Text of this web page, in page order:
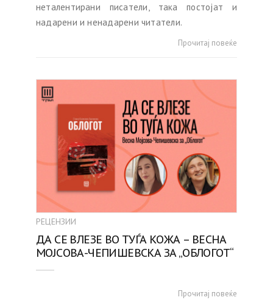
неталентирани писатели, така постојат и
надарени и ненадарени читатели.
Прочитај повеќе
РЕЦЕНЗИИ
ДА СЕ ВЛЕЗЕ ВО ТУЃА КОЖА – ВЕСНА
МОЈСОВА-ЧЕПИШЕВСКА ЗА „ОБЛОГОТ“
Прочитај повеќе